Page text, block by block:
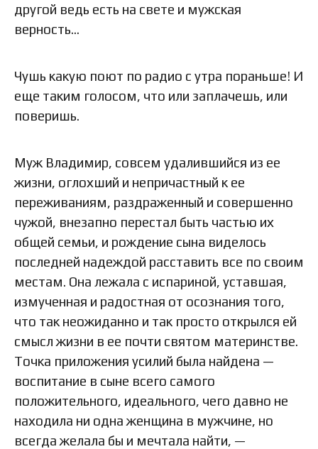
другой ведь есть на свете и мужская
верность…
Чушь какую поют по радио с утра пораньше! И
еще таким голосом, что или заплачешь, или
поверишь.
Муж Владимир, совсем удалившийся из ее
жизни, оглохший и непричастный к ее
переживаниям, раздраженный и совершенно
чужой, внезапно перестал быть частью их
общей семьи, и рождение сына виделось
последней надеждой расставить все по своим
местам. Она лежала с испариной, уставшая,
измученная и радостная от осознания того,
что так неожиданно и так просто открылся ей
смысл жизни в ее почти святом материнстве.
Точка приложения усилий была найдена —
воспитание в сыне всего самого
положительного, идеального, чего давно не
находила ни одна женщина в мужчине, но
всегда желала бы и мечтала найти, —